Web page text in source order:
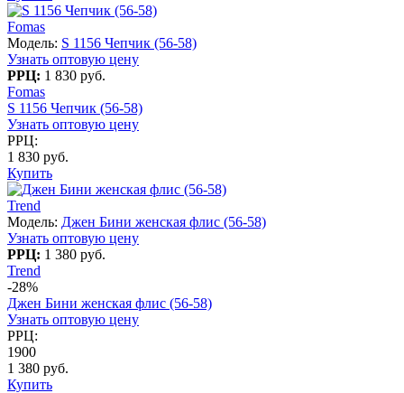
Fomas
Модель: S 1156 Чепчик (56-58)
Узнать оптовую цену
РРЦ: 1 830 руб.
Fomas
S 1156 Чепчик (56-58)
Узнать оптовую цену
РРЦ:
1 830 руб.
Купить
Trend
Модель: Джен Бини женская флис (56-58)
Узнать оптовую цену
РРЦ: 1 380 руб.
Trend
-28%
Джен Бини женская флис (56-58)
Узнать оптовую цену
РРЦ:
1900
1 380 руб.
Купить